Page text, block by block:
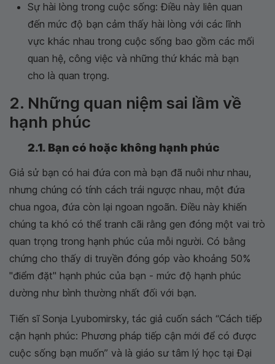
Sự hài lòng trong cuộc sống: Điều này liên quan
đến mức độ bạn cảm thấy hài lòng với các lĩnh
vực khác nhau trong cuộc sống bao gồm các mối
quan hệ, công việc và những thứ khác mà bạn
cho là quan trọng.
2. Những quan niệm sai lầm về
hạnh phúc
2.1. Bạn có hoặc không hạnh phúc
Giả sử bạn có hai đứa con mà bạn đã nuôi như nhau,
nhưng chúng có tính cách trái ngược nhau, một đứa
chua ngoa, đứa còn lại ngoan ngoãn. Điều này khiến
chúng ta khó có thể tranh cãi rằng gen đóng một vai trò
quan trọng trong hạnh phúc của mỗi người. Có bằng
chứng cho thấy di truyền đóng góp vào khoảng 50%
"điểm đặt" hạnh phúc của bạn - mức độ hạnh phúc
dường như bình thường nhất đối với bạn.
Tiến sĩ Sonja Lyubomirsky, tác giả cuốn sách “Cách tiếp
cận hạnh phúc: Phương pháp tiếp cận mới để có được
cuộc sống bạn muốn” và là giáo sư tâm lý học tại Đại